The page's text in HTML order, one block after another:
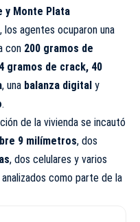
y Monte Plata
los agentes ocuparon una
con 200 gramos de
gramos de crack, 40
, una balanza digital y
.
de la vivienda se incautó
9 milímetros, dos
, dos celulares y varios
como parte de la